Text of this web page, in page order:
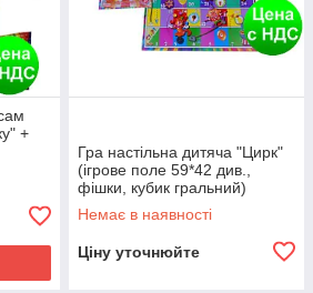
+
Гра настільна дитяча "Цирк"
(ігрове поле 59*42 див.,
фішки, кубик гральний)
Немає в наявності
Ціну уточнюйте